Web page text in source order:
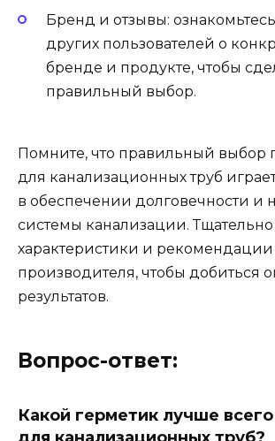
Бренд и отзывы:
других пользователей о
бренде и продукте, чтобы
правильный выбор.
Помните, что правильный выбор
для канализационных труб
в обеспечении долговечности и
системы канализации. Тщательно
характеристики и рекомендации
производителя, чтобы добиться
результатов.
Вопрос-ответ:
Какой герметик лучше